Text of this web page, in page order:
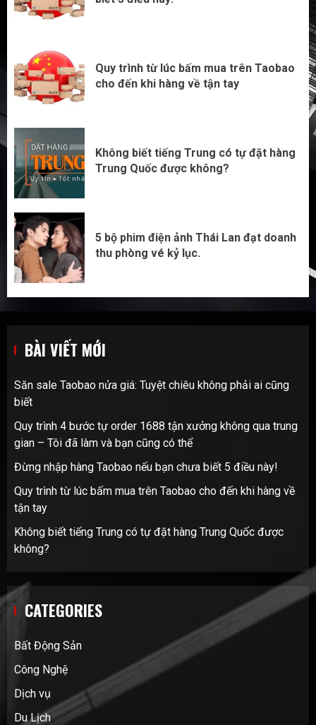
Quy trình từ lúc bấm mua trên Taobao
cho đến khi hàng về tận tay
Không biết tiếng Trung có tự đặt hàng
Trung Quốc được không?
5 bộ phim điện ảnh Thái Lan đạt doanh
thu phòng vé kỷ lục.
BÀI VIẾT MỚI
Săn sale Taobao nửa giá: Tuyệt chiêu không phải ai cũng
biết
Quy trình 4 bước tự order 1688 tận xưởng không qua trung
gian – Tôi đã làm và bạn cũng có thể
Đừng nhập hàng Taobao nếu bạn chưa biết 5 điều này!
Quy trình từ lúc bấm mua trên Taobao cho đến khi hàng về
tận tay
Không biết tiếng Trung có tự đặt hàng Trung Quốc được
không?
CATEGORIES
Bất Động Sản
Công Nghệ
Dịch vụ
Du Lịch